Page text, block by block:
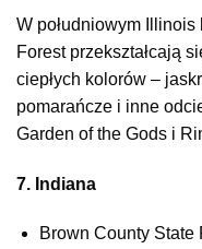
W południowym
Forest przekształcają
ciepłych kolorów –
pomarańcze i inne
Garden of the Gods i
7. Indiana
Brown County State